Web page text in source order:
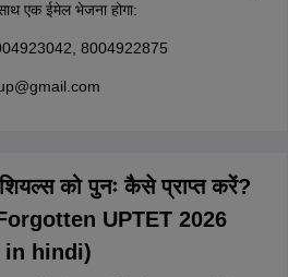
एक ईमेल भेजना होगा:
8004922875
को पुनः कैसे प्राप्त करें?
UPTET 2026
in hindi)